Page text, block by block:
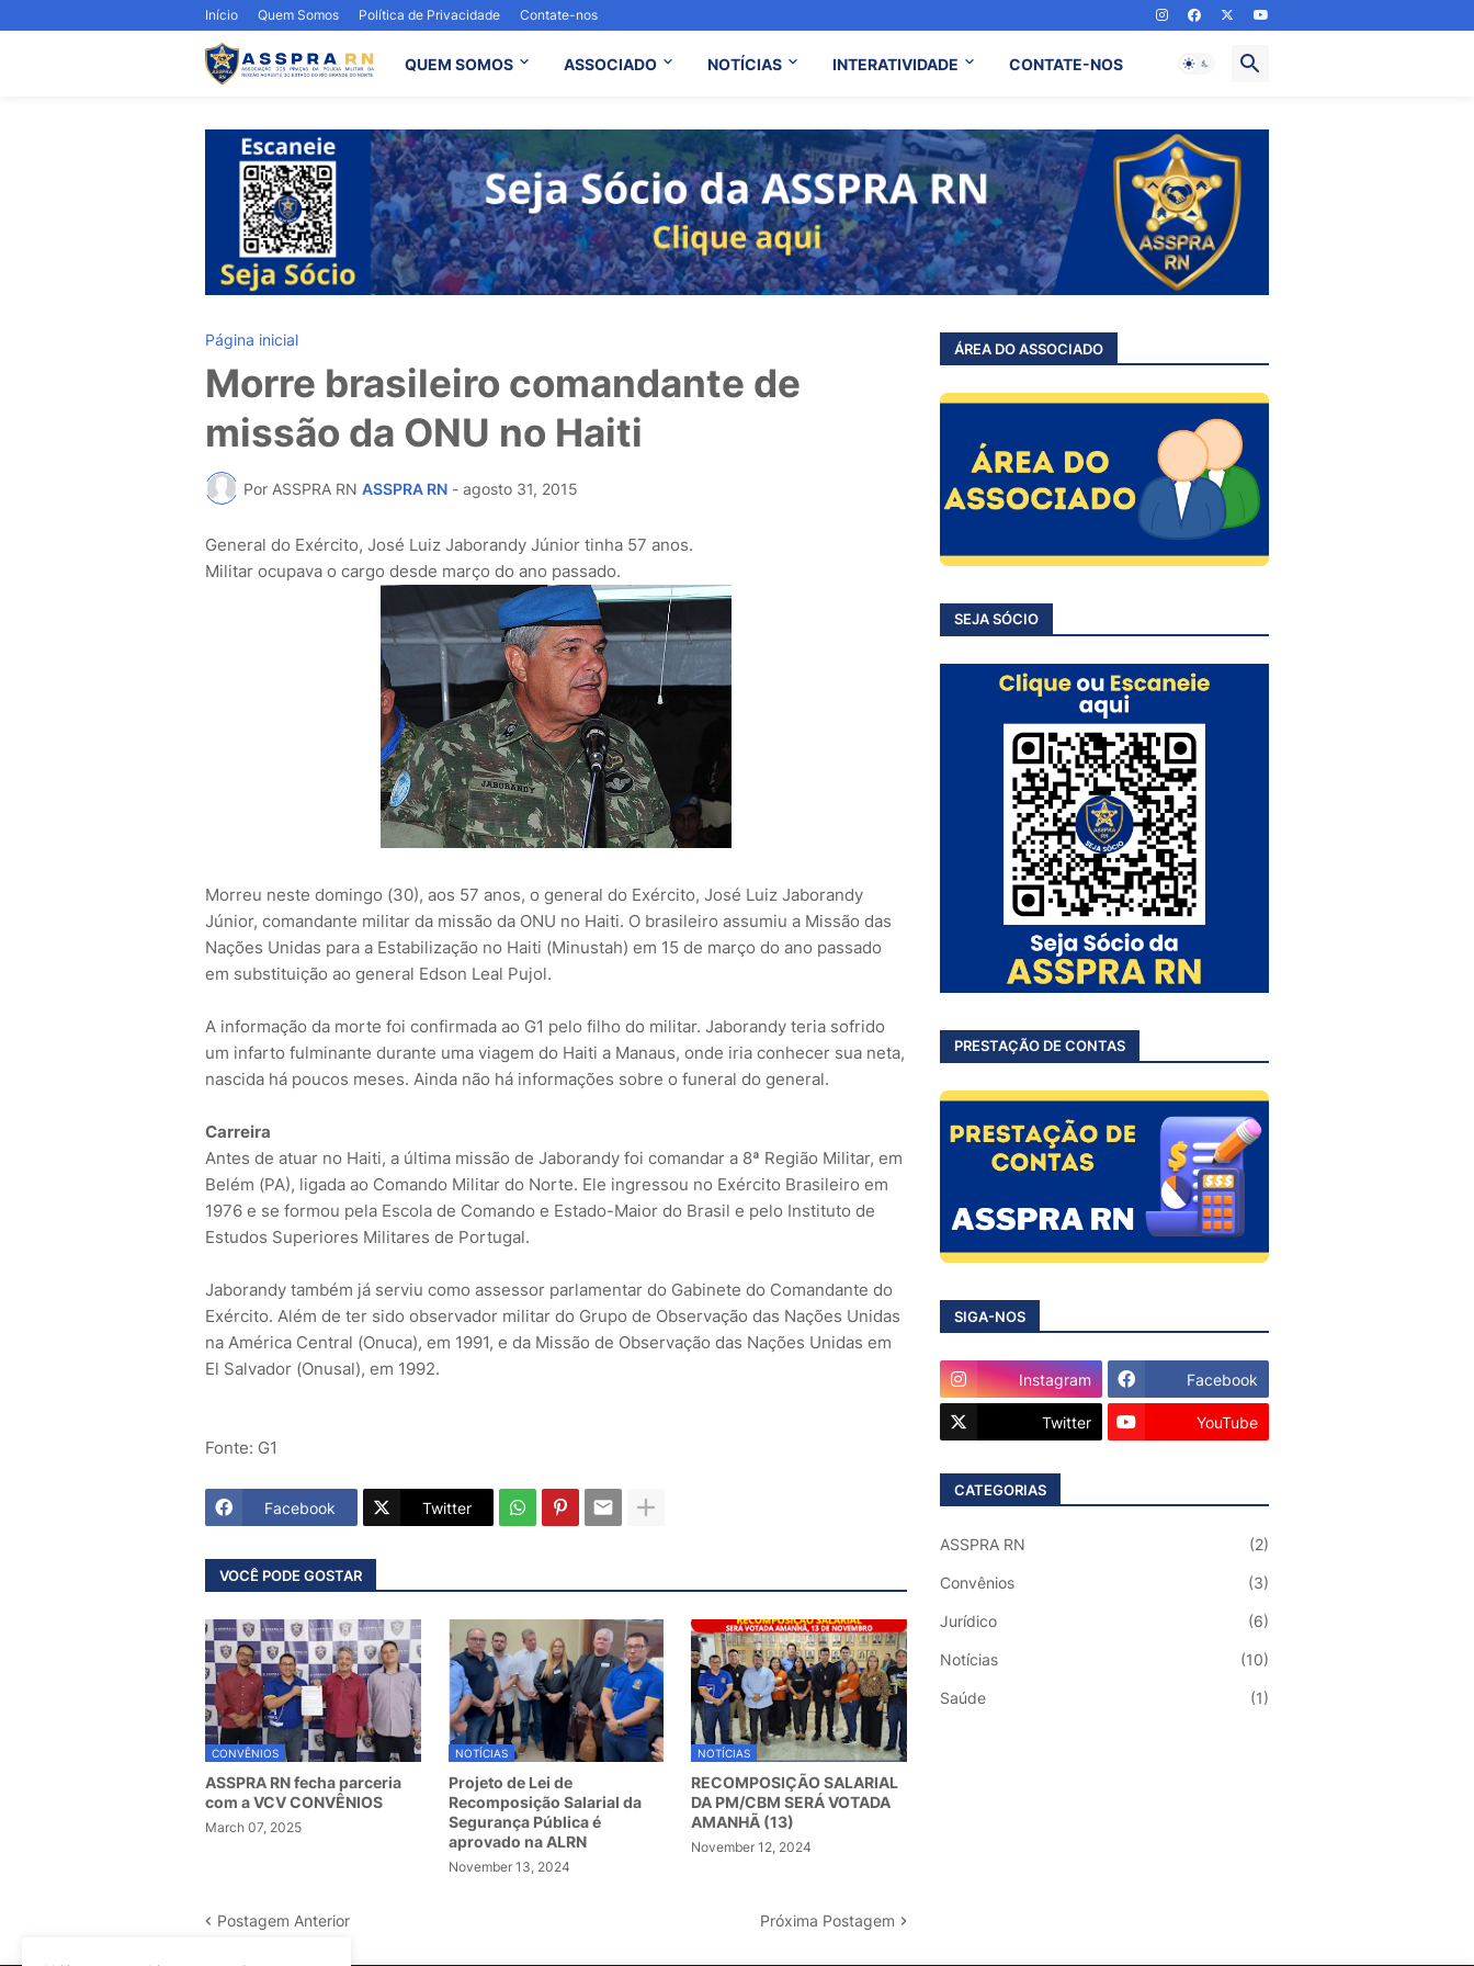
Início Quem Somos Política de Privacidade Contate-nos
QUEM SOMOS ASSOCIADO NOTÍCIAS INTERATIVIDADE CONTATE-NOS
Página inicial
Morre brasileiro comandante de
missão da ONU no Haiti
Por ASSPRA RN ASSPRA RN - agosto 31, 2015
General do Exército, José Luiz Jaborandy Júnior tinha 57 anos.
Militar ocupava o cargo desde março do ano passado.
Morreu neste domingo (30), aos 57 anos, o general do Exército, José Luiz Jaborandy
Júnior, comandante militar da missão da ONU no Haiti. O brasileiro assumiu a Missão das
Nações Unidas para a Estabilização no Haiti (Minustah) em 15 de março do ano passado
em substituição ao general Edson Leal Pujol.
A informação da morte foi confirmada ao G1 pelo filho do militar. Jaborandy teria sofrido
um infarto fulminante durante uma viagem do Haiti a Manaus, onde iria conhecer sua neta,
nascida há poucos meses. Ainda não há informações sobre o funeral do general.
Carreira
Antes de atuar no Haiti, a última missão de Jaborandy foi comandar a 8ª Região Militar, em
Belém (PA), ligada ao Comando Militar do Norte. Ele ingressou no Exército Brasileiro em
1976 e se formou pela Escola de Comando e Estado-Maior do Brasil e pelo Instituto de
Estudos Superiores Militares de Portugal.
Jaborandy também já serviu como assessor parlamentar do Gabinete do Comandante do
Exército. Além de ter sido observador militar do Grupo de Observação das Nações Unidas
na América Central (Onuca), em 1991, e da Missão de Observação das Nações Unidas em
El Salvador (Onusal), em 1992.
Fonte: G1
Facebook Twitter
VOCÊ PODE GOSTAR
CONVÊNIOS
ASSPRA RN fecha parceria
com a VCV CONVÊNIOS
March 07, 2025
NOTÍCIAS
Projeto de Lei de
Recomposição Salarial da
Segurança Pública é
aprovado na ALRN
November 13, 2024
NOTÍCIAS
RECOMPOSIÇÃO SALARIAL
DA PM/CBM SERÁ VOTADA
AMANHÃ (13)
November 12, 2024
Postagem Anterior Próxima Postagem
ÁREA DO ASSOCIADO
SEJA SÓCIO
PRESTAÇÃO DE CONTAS
SIGA-NOS
Instagram Facebook
Twitter YouTube
CATEGORIAS
ASSPRA RN (2)
Convênios (3)
Jurídico (6)
Notícias (10)
Saúde (1)